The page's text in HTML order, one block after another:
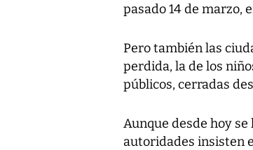
pasado 14 de marzo,
Pero también las
perdida, la de los
públicos, cerradas
Aunque desde hoy
autoridades insisten